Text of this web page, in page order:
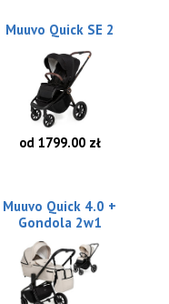
Muuvo Quick SE 2
od 1799.00 zł
Muuvo Quick 4.0 +
Gondola 2w1